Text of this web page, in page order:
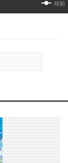
移動